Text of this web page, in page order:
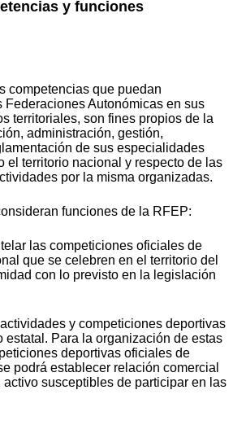
y funciones
competencias que puedan
Federaciones Autonómicas en sus
territoriales, son fines propios de la
administración, gestión,
de sus especialidades
el territorio nacional y respecto de las
por la misma organizadas.
funciones de la RFEP:
las competiciones oficiales de
que se celebren en el territorio del
con lo previsto en la legislación
y competiciones deportivas
estatal. Para la organización de estas
deportivas oficiales de
podrá establecer relación comercial
activo susceptibles de participar en las